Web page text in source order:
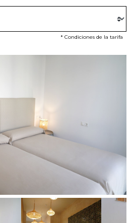
* Condiciones de la tarifa